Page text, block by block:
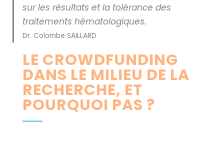
sur les résultats et la tolérance des
traitements hématologiques.
Dr. Colombe SAILLARD
LE CROWDFUNDING
DANS LE MILIEU DE LA
RECHERCHE, ET
POURQUOI PAS ?